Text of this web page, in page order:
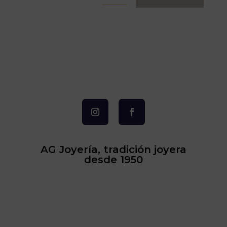
AG Joyería, tradición joyera
desde 1950